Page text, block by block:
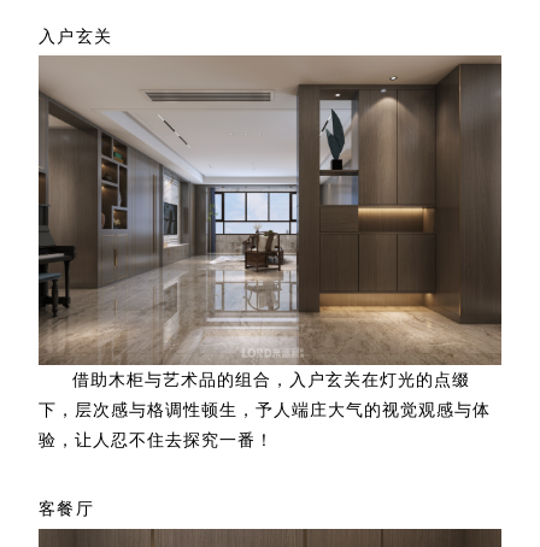
入户玄关
借助木柜与艺术品的组合，入户玄关在灯光的点缀
下，层次感与格调性顿生，予人端庄大气的视觉观感与体
验，让人忍不住去探究一番！
客餐厅